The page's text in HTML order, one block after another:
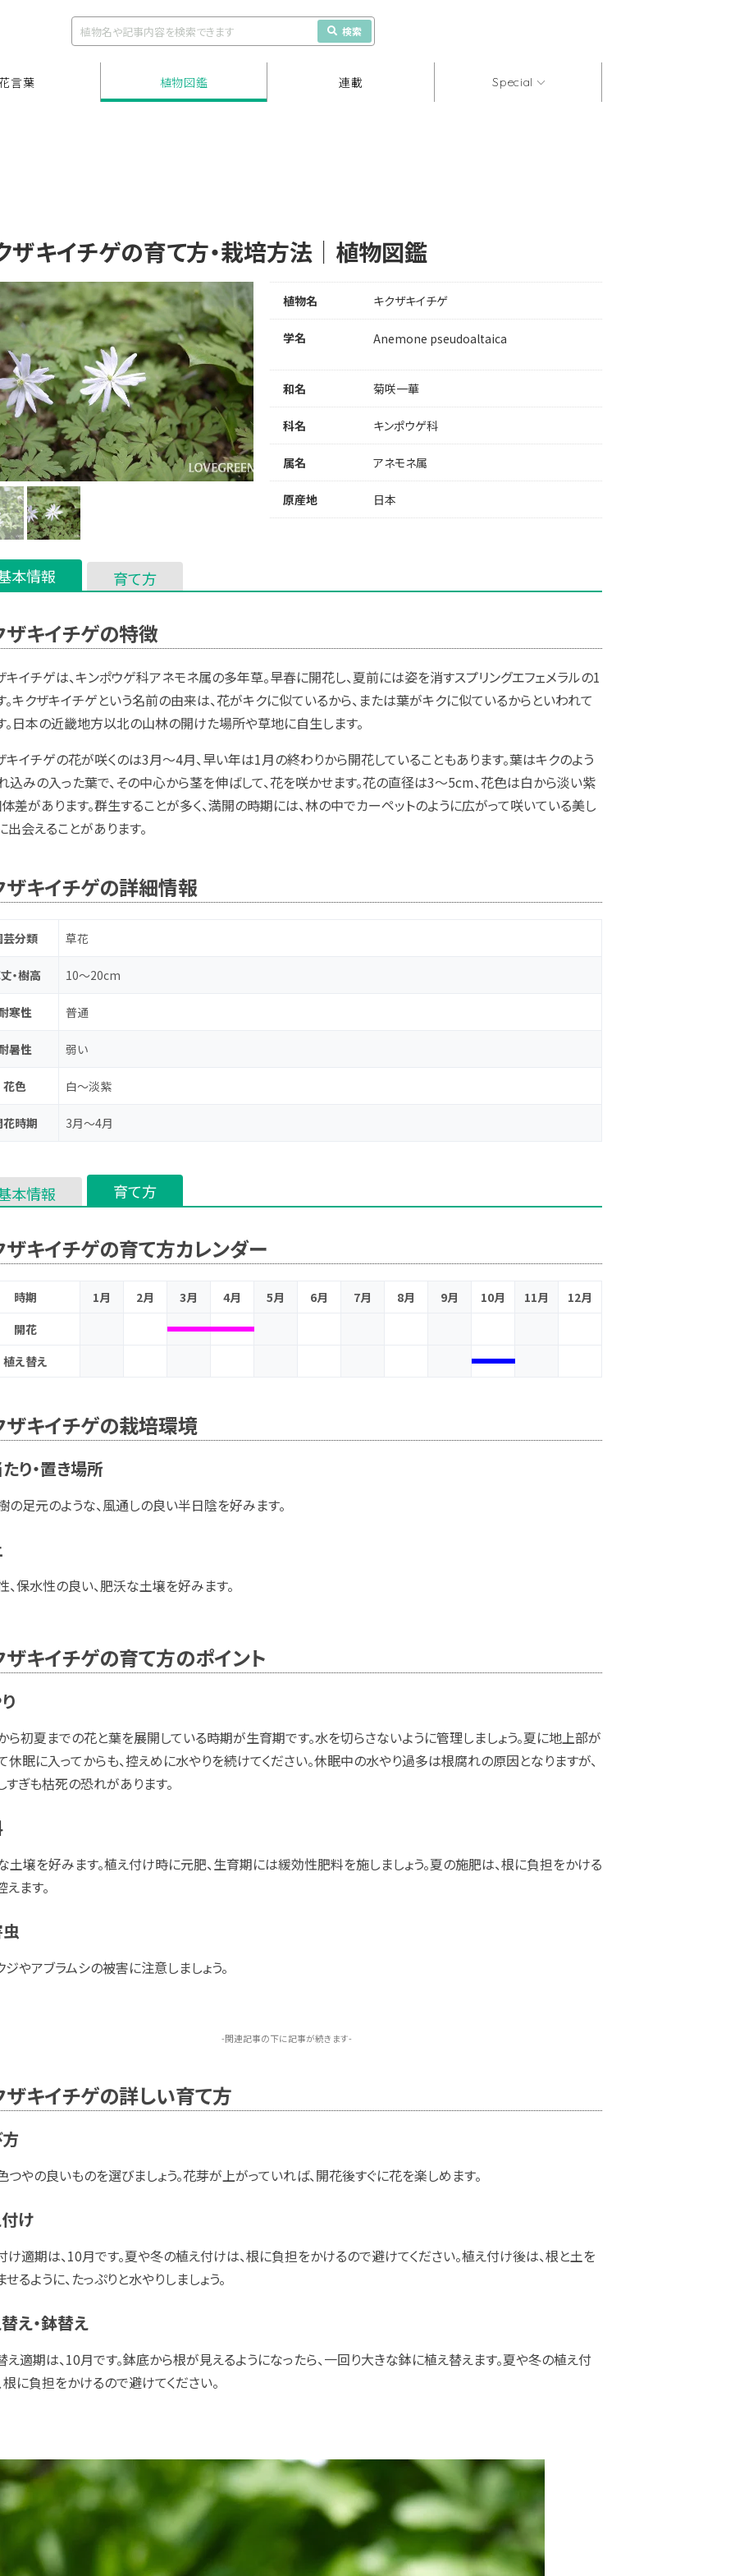
検索
言葉 植物図鑑 連載 Special
ザキイチゲの育て方・栽培方法｜植物図鑑
植物名 キクザキイチゲ
学名 Anemone pseudoaltaica
和名 菊咲一華
科名 キンポウゲ科
属名 アネモネ属
原産地 日本
本情報 育て方
ザキイチゲの特徴
キイチゲは、キンポウゲ科アネモネ属の多年草。早春に開花し、夏前には姿を消すスプリングエフェメラルの1
。キクザキイチゲという名前の由来は、花がキクに似ているから、または葉がキクに似ているからといわれて
。日本の近畿地方以北の山林の開けた場所や草地に自生します。
キイチゲの花が咲くのは3月～4月、早い年は1月の終わりから開花していることもあります。葉はキクのよう
込みの入った葉で、その中心から茎を伸ばして、花を咲かせます。花の直径は3～5cm、花色は白から淡い紫
体差があります。群生することが多く、満開の時期には、林の中でカーペットのように広がって咲いている美し
出会えることがあります。
ザキイチゲの詳細情報
芸分類 草花
・樹高 10～20cm
寒性 普通
暑性 弱い
花色 白～淡紫
花時期 3月～4月
本情報 育て方
ザキイチゲの育て方カレンダー
時期 1月 2月 3月 4月 5月 6月 7月 8月 9月 10月 11月
12月
開花
植え替え
ザキイチゲの栽培環境
り・置き場所
の足元のような、風通しの良い半日陰を好みます。
、保水性の良い、肥沃な土壌を好みます。
ザキイチゲの育て方のポイント
ら初夏までの花と葉を展開している時期が生育期です。水を切らさないように管理しましょう。夏に地上部が
休眠に入ってからも、控えめに水やりを続けてください。休眠中の水やり過多は根腐れの原因となりますが、
すぎも枯死の恐れがあります。
土壌を好みます。植え付け時に元肥、生育期には緩効性肥料を施しましょう。夏の施肥は、根に負担をかける
えます。
ジやアブラムシの被害に注意しましょう。
-関連記事の下に記事が続きます-
ザキイチゲの詳しい育て方
つやの良いものを選びましょう。花芽が上がっていれば、開花後すぐに花を楽しめます。
け
け適期は、10月です。夏や冬の植え付けは、根に負担をかけるので避けてください。植え付け後は、根と土を
せるように、たっぷりと水やりしましょう。
え・鉢替え
え適期は、10月です。鉢底から根が見えるようになったら、一回り大きな鉢に植え替えます。夏や冬の植え付
根に負担をかけるので避けてください。